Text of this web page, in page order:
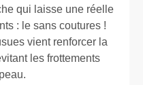
qui laisse une réelle
: le sans coutures !
vient renforcer la
les frottements